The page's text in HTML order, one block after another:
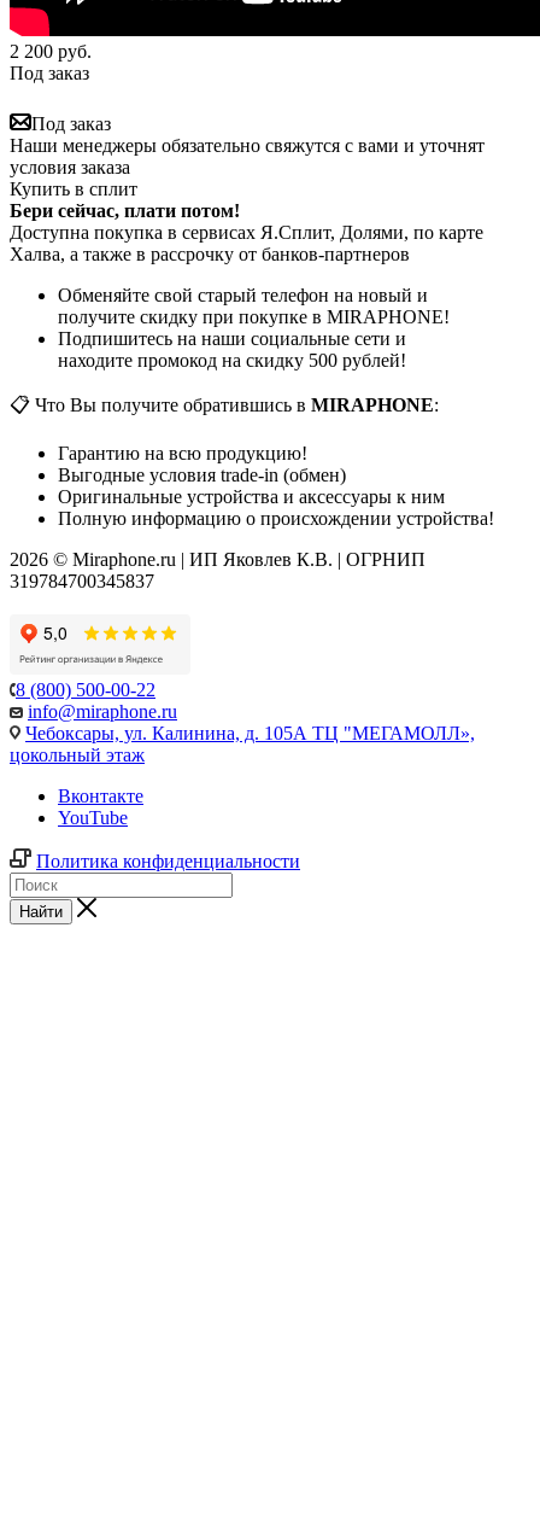
2 200 руб.
Под заказ
Под заказ
Наши менеджеры обязательно свяжутся с вами и уточнят
условия заказа
Купить в сплит
Бери сейчас, плати потом!
Доступна покупка в сервисах Я.Сплит, Долями, по карте
Халва, а также в рассрочку от банков-партнеров
Обменяйте свой старый телефон на новый и
получите скидку при покупке в MIRAPHONE!
Подпишитесь на наши социальные сети и
находите промокод на скидку 500 рублей!
📋 Что Вы получите обратившись в MIRAPHONE:
Гарантию на всю продукцию!
Выгодные условия trade-in (обмен)
Оригинальные устройства и аксессуары к ним
Полную информацию о происхождении устройства!
2026 © Miraphone.ru | ИП Яковлев К.В. | ОГРНИП
319784700345837
8 (800) 500-00-22
info@miraphone.ru
Чебоксары, ул. Калинина, д. 105А ТЦ "МЕГАМОЛЛ»,
цокольный этаж
Вконтакте
YouTube
Политика конфиденциальности
Найти